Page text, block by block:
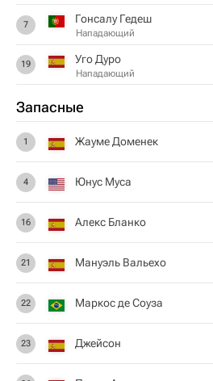
7 Гонсалу Гедеш
Нападающий
19 Уго Дуро
Нападающий
Запасные
1 Жауме Доменек
4 Юнус Муса
16 Алекс Бланко
21 Мануэль Вальехо
22 Маркос де Соуза
23 Джейсон